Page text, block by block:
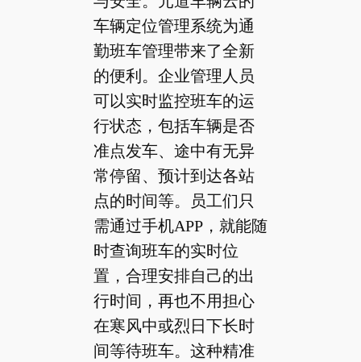
车辆定位管理系统为通
勤班车管理带来了全新
的便利。企业管理人员
可以实时监控班车的运
行状态，包括车辆是否
准点发车、途中有无异
常停留、预计到达各站
点的时间等。员工们只
需通过手机APP，就能随
时查询班车的实时位
置，合理安排自己的出
行时间，再也不用担心
在寒风中或烈日下长时
间等待班车。这种精准